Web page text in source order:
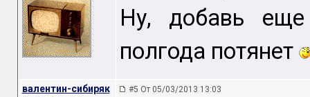
Ну, добавь
полгода потянет
валентин-сибиряк #5 От 05/03/2013 13:03